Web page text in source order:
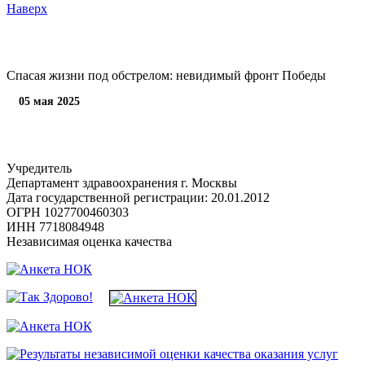
Наверх
Спасая жизни под обстрелом: невидимый фронт Победы
05 мая 2025
Учредитель
Департамент здравоохранения г. Москвы
Дата государственной регистрации: 20.01.2012
ОГРН 1027700460303
ИНН 7718084948
Независимая оценка качества